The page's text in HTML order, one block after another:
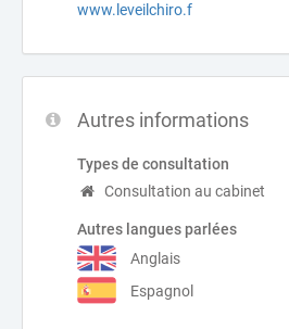
www.leveilchiro.f
Autres informations
Types de consultation
Consultation au cabinet
Autres langues parlées
Anglais
Espagnol